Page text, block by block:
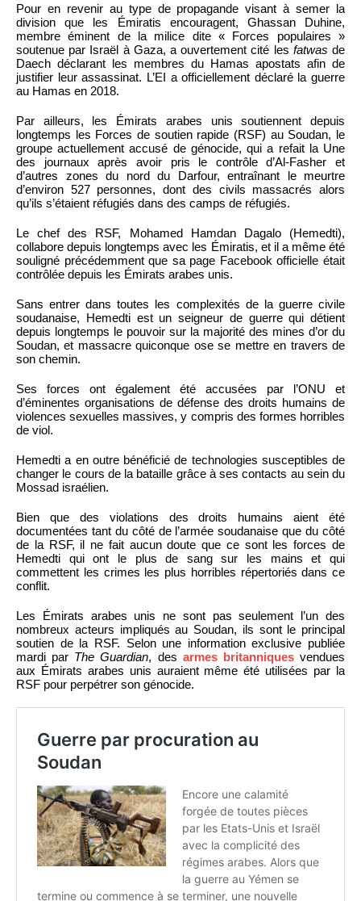
Pour en revenir au type de propagande visant à semer la
division que les Émiratis encouragent, Ghassan Duhine,
membre éminent de la milice dite « Forces populaires »
soutenue par Israël à Gaza, a ouvertement cité les fatwas de
Daech déclarant les membres du Hamas apostats afin de
justifier leur assassinat. L’EI a officiellement déclaré la guerre
au Hamas en 2018.
Par ailleurs, les Émirats arabes unis soutiennent depuis
longtemps les Forces de soutien rapide (RSF) au Soudan, le
groupe actuellement accusé de génocide, qui a refait la Une
des journaux après avoir pris le contrôle d’Al-Fasher et
d’autres zones du nord du Darfour, entraînant le meurtre
d’environ 527 personnes, dont des civils massacrés alors
qu’ils s’étaient réfugiés dans des camps de réfugiés.
Le chef des RSF, Mohamed Hamdan Dagalo (Hemedti),
collabore depuis longtemps avec les Émiratis, et il a même été
souligné précédemment que sa page Facebook officielle était
contrôlée depuis les Émirats arabes unis.
Sans entrer dans toutes les complexités de la guerre civile
soudanaise, Hemedti est un seigneur de guerre qui détient
depuis longtemps le pouvoir sur la majorité des mines d’or du
Soudan, et massacre quiconque ose se mettre en travers de
son chemin.
Ses forces ont également été accusées par l’ONU et
d’éminentes organisations de défense des droits humains de
violences sexuelles massives, y compris des formes horribles
de viol.
Hemedti a en outre bénéficié de technologies susceptibles de
changer le cours de la bataille grâce à ses contacts au sein du
Mossad israélien.
Bien que des violations des droits humains aient été
documentées tant du côté de l’armée soudanaise que du côté
de la RSF, il ne fait aucun doute que ce sont les forces de
Hemedti qui ont le plus de sang sur les mains et qui
commettent les crimes les plus horribles répertoriés dans ce
conflit.
Les Émirats arabes unis ne sont pas seulement l’un des
nombreux acteurs impliqués au Soudan, ils sont le principal
soutien de la RSF. Selon une information exclusive publiée
mardi par The Guardian, des armes britanniquesvendues
aux Émirats arabes unis auraient même été utilisées par la
RSF pour perpétrer son génocide.